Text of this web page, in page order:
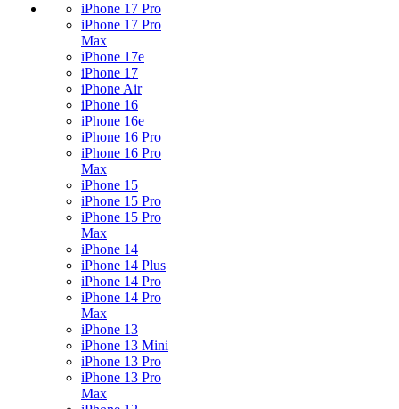
iPhone 17 Pro
iPhone 17 Pro
Max
iPhone 17e
iPhone 17
iPhone Air
iPhone 16
iPhone 16e
iPhone 16 Pro
iPhone 16 Pro
Max
iPhone 15
iPhone 15 Pro
iPhone 15 Pro
Max
iPhone 14
iPhone 14 Plus
iPhone 14 Pro
iPhone 14 Pro
Max
iPhone 13
iPhone 13 Mini
iPhone 13 Pro
iPhone 13 Pro
Max